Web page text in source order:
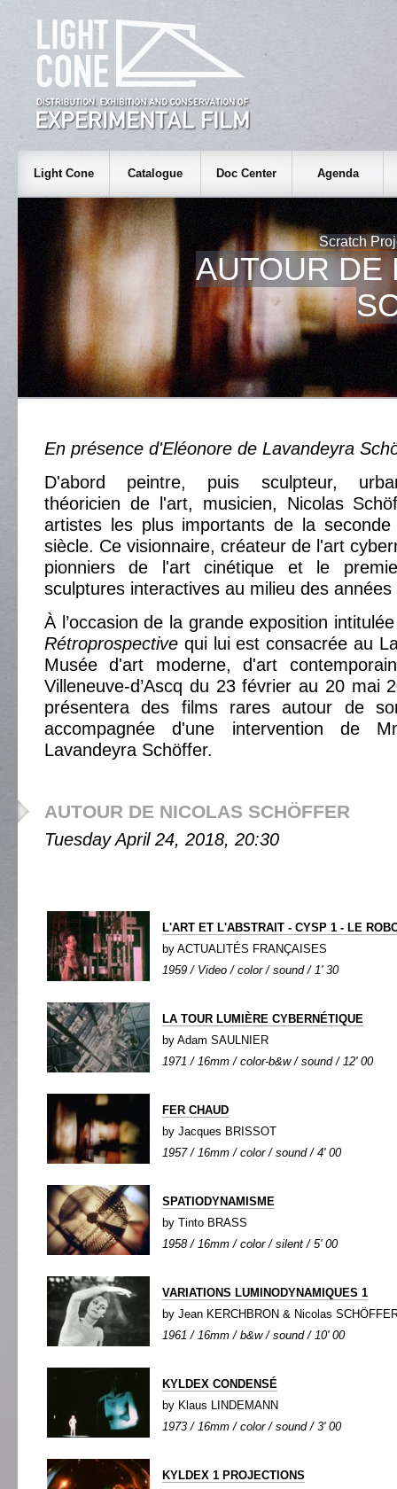
Light Cone Catalogue Doc Center Agenda
Scratch
AUTOUR DE
En présence d'Eléonore de Lavandeyra
D'abord peintre, puis sculpteur,
théoricien de l'art, musicien, Nicolas
artistes les plus importants de la
siècle. Ce visionnaire, créateur de l'art
pionniers de l'art cinétique et le
sculptures interactives au milieu des années
À l’occasion de la grande exposition
Rétroprospective qui lui est consacrée au
Musée d'art moderne, d'art
Villeneuve-d’Ascq du 23 février au 20 mai
présentera des films rares autour de
accompagnée d'une intervention de
Lavandeyra Schöffer.
AUTOUR DE NICOLAS SCHÖFFER
Tuesday April 24, 2018, 20:30
L'ART ET L'ABSTRAIT - CYSP 1 - LE
by ACTUALITÉS FRANÇAISES
1959 / Video / color / sound / 1' 30
LA TOUR LUMIÈRE CYBERNÉTIQUE
by Adam SAULNIER
1971 / 16mm / color-b&w / sound / 12' 00
FER CHAUD
by Jacques BRISSOT
1957 / 16mm / color / sound / 4' 00
SPATIODYNAMISME
by Tinto BRASS
1958 / 16mm / color / silent / 5' 00
VARIATIONS LUMINODYNAMIQUES 1
by Jean KERCHBRON & Nicolas
1961 / 16mm / b&w / sound / 10' 00
KYLDEX CONDENSÉ
by Klaus LINDEMANN
1973 / 16mm / color / sound / 3' 00
KYLDEX 1 PROJECTIONS